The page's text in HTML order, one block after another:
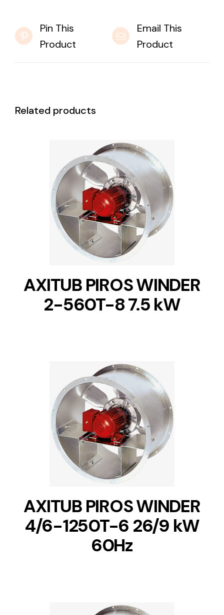
Pin This
Product
Email This
Product
Related products
DETAILS
AXITUB PIROS WINDER
2-560T-8 7.5 kW
DETAILS
AXITUB PIROS WINDER
4/6-1250T-6 26/9 kW
60Hz